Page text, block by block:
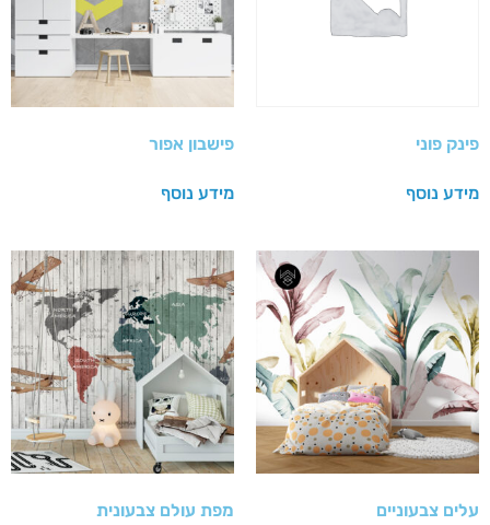
פינק פוני
מידע נוסף
פישבון אפור
מידע נוסף
עלים צבעוניים מפת עולם צבעונית